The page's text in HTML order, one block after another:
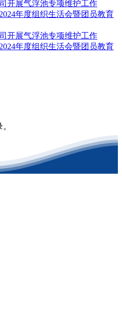
开展气浮池专项维护工作
年度组织生活会暨团员教育
开展气浮池专项维护工作
年度组织生活会暨团员教育